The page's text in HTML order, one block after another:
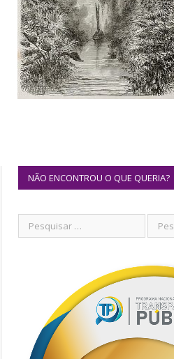
NÃO ENCONTROU O QUE QUERIA?